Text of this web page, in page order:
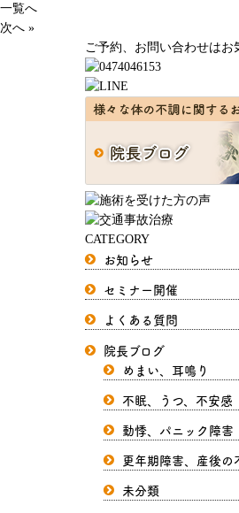
一覧へ
次へ »
ご予約、お問い合わせはお
CATEGORY
お知らせ
セミナー開催
よくある質問
院長ブログ
めまい、耳鳴り
不眠、うつ、不安感
動悸、パニック障害
更年期障害、産後の
未分類